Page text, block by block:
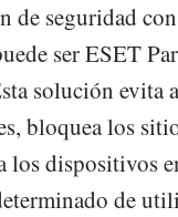
de seguridad
ser ESET
solución evita
bloquea los
los dispositivos
de